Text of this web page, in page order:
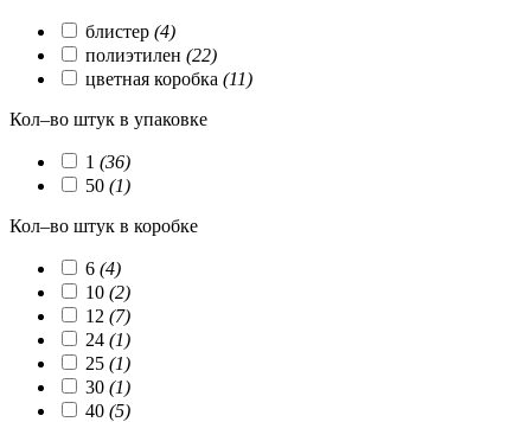
блистер (4)
полиэтилен (22)
цветная коробка (11)
Кол–во штук в упаковке
1 (36)
50 (1)
Кол–во штук в коробке
6 (4)
10 (2)
12 (7)
24 (1)
25 (1)
30 (1)
40 (5)